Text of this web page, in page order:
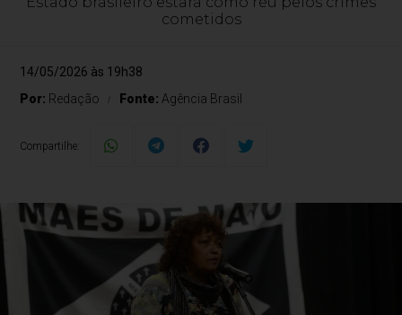
cometidos
14/05/2026 às 19h38
Por: Redação Fonte: Agência Brasil
Compartilhe: